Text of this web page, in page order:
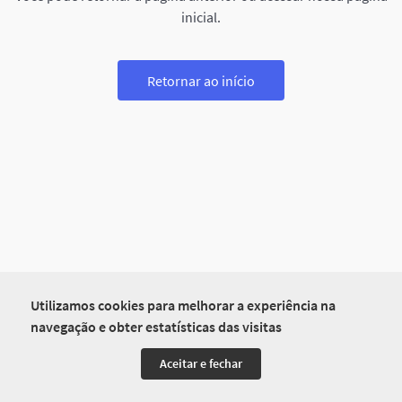
Utilizamos cookies para melhorar a experiência na
navegação e obter estatísticas das visitas
Aceitar e fechar
inicial.
Retornar ao início